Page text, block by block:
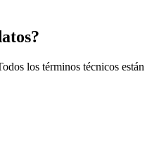
los términos técnicos están